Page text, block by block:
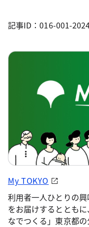
記事ID：016-001-
My TOKYO
利用者一人ひとりの
をお届けするととも
なでつくる」東京都の